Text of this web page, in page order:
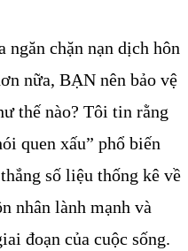
ngăn chặn nạn dịch hôn
nữa, BẠN nên bảo vệ
thế nào? Tôi tin rằng
quen xấu” phổ biến
số liệu thống kê về
nhân lành mạnh và
đoạn của cuộc sống.